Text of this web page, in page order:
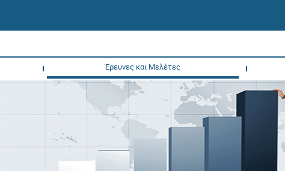
Έρευνες και Μελέτες